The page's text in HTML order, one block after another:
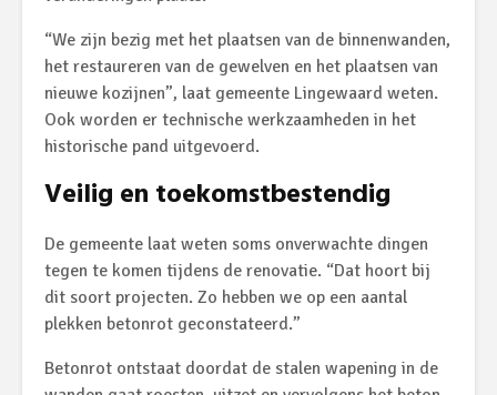
“We zijn bezig met het plaatsen van de binnenwanden,
het restaureren van de gewelven en het plaatsen van
nieuwe kozijnen”, laat gemeente Lingewaard weten.
Ook worden er technische werkzaamheden in het
historische pand uitgevoerd.
Veilig en toekomstbestendig
De gemeente laat weten soms onverwachte dingen
tegen te komen tijdens de renovatie. “Dat hoort bij
dit soort projecten. Zo hebben we op een aantal
plekken betonrot geconstateerd.”
Betonrot ontstaat doordat de stalen wapening in de